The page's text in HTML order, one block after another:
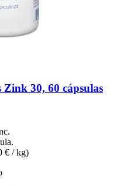
Zink 30, 60 cápsulas
€ / kg)